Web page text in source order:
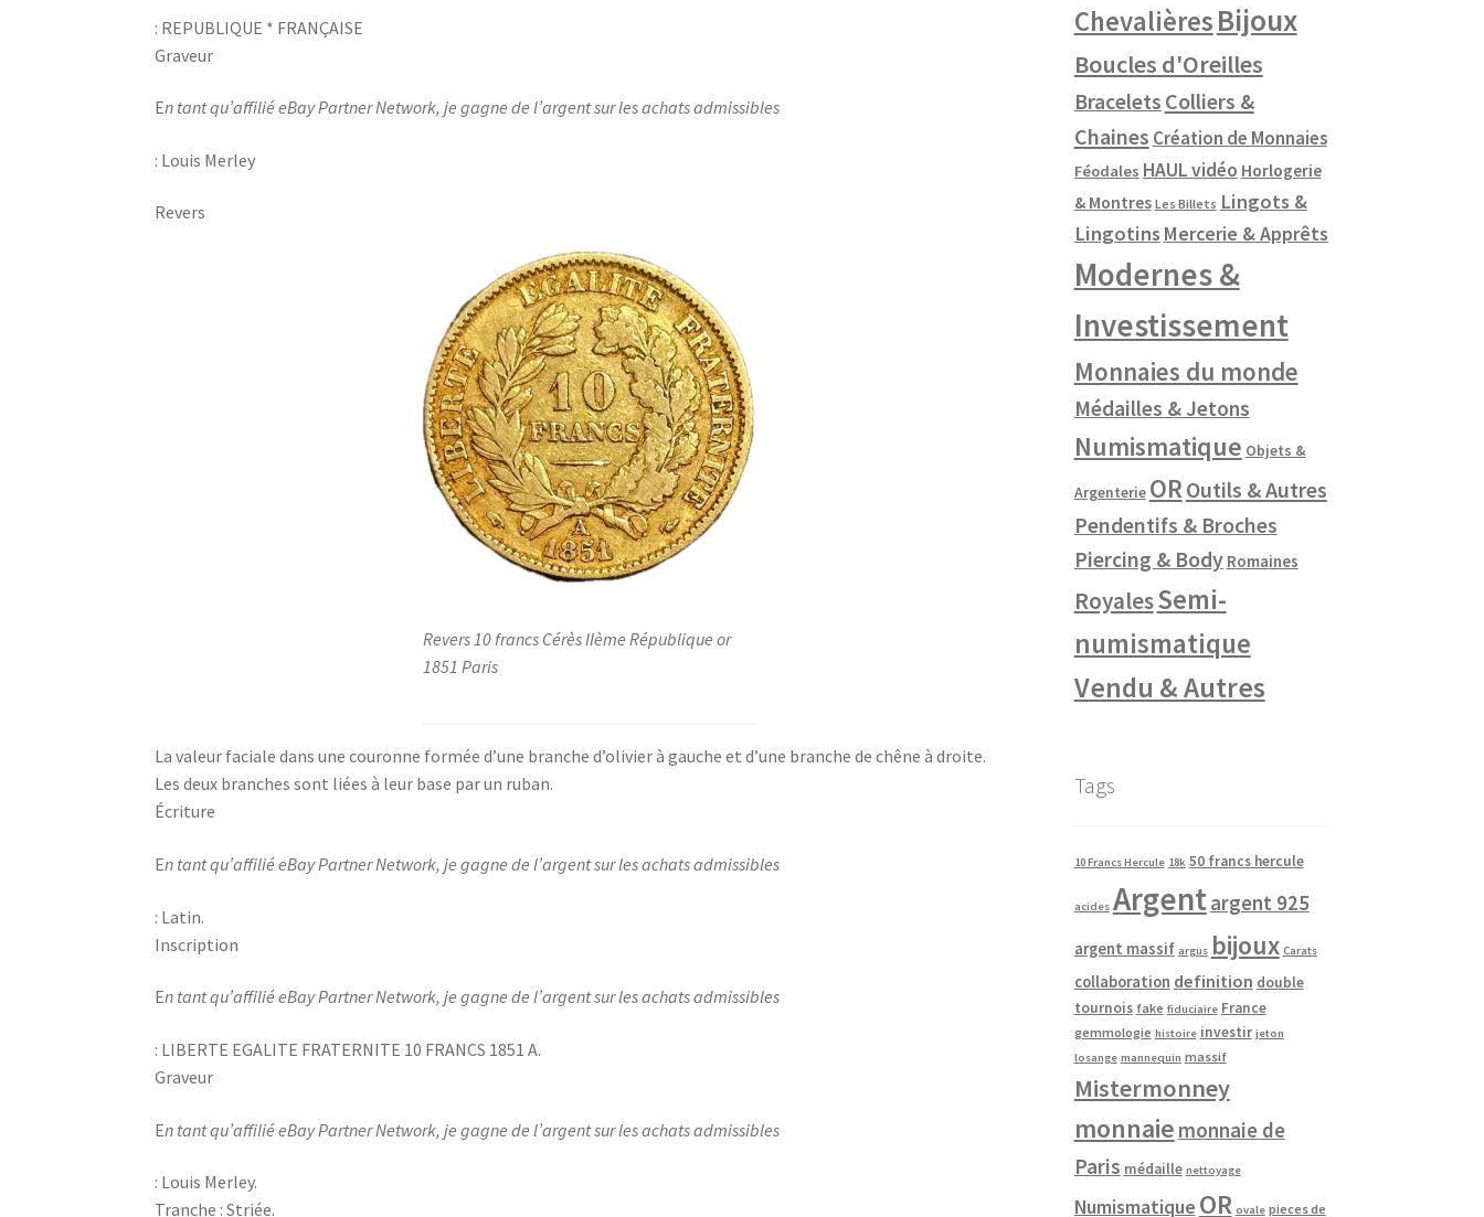
: REPUBLIQUE * FRANÇAISE
Graveur
En tant qu’affilié eBay Partner Network, je gagne de l’argent sur les achats admissibles
: Louis Merley
Revers
Revers 10 francs Cérès IIème République or
1851 Paris
La valeur faciale dans une couronne formée d’une branche d’olivier à gauche et d’une branche de chêne à droite.
Les deux branches sont liées à leur base par un ruban.
Écriture
En tant qu’affilié eBay Partner Network, je gagne de l’argent sur les achats admissibles
: Latin.
Inscription
En tant qu’affilié eBay Partner Network, je gagne de l’argent sur les achats admissibles
: LIBERTE EGALITE FRATERNITE 10 FRANCS 1851 A.
Graveur
En tant qu’affilié eBay Partner Network, je gagne de l’argent sur les achats admissibles
: Louis Merley.
Tranche : Striée.
ChevalièresBijoux
Boucles d'Oreilles
Bracelets Colliers &
Chaines Création de Monnaies
Féodales HAUL vidéo Horlogerie
& Montres Les Billets Lingots &
Lingotins Mercerie & Apprêts
Modernes &
Investissement
Monnaies du monde
Médailles & Jetons
Numismatique Objets &
Argenterie OR Outils & Autres
Pendentifs & Broches
Piercing & Body Romaines
RoyalesSemi-
numismatique
Vendu & Autres
Tags
10 Francs Hercule 18k 50 francs hercule
acides Argentargent 925
argent massif argus bijoux Carats
collaboration definition double
tournois fake fiduciaire France
gemmologie histoire investir jeton
losange mannequin massif
Mistermonney
monnaie monnaie de
Paris médaille nettoyage
Numismatique OR ovale pieces de